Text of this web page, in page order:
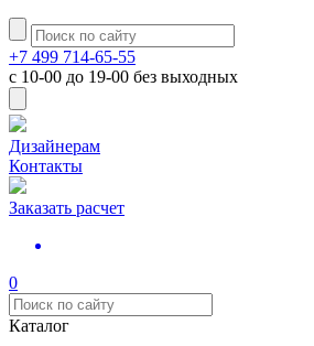
+7 499 714-65-55
с 10-00 до 19-00 без выходных
Дизайнерам
Контакты
Заказать расчет
0
Каталог